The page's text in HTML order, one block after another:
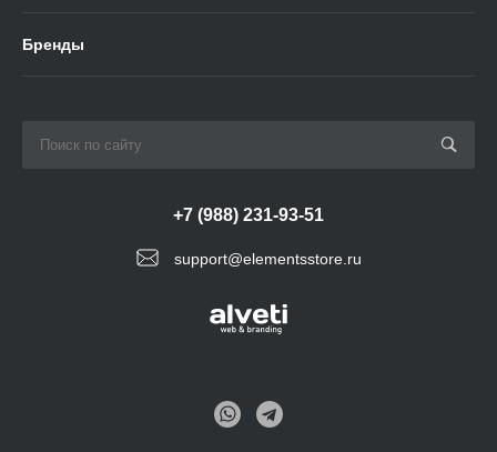
Бренды
support@elementsstore.ru
+7 (988) 231-93-51